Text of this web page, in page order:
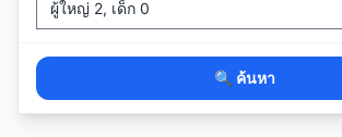
🔍 ค้นหา